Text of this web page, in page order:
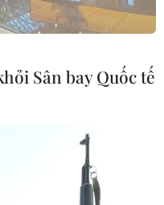
nhẹ
Sân bay Quốc tế